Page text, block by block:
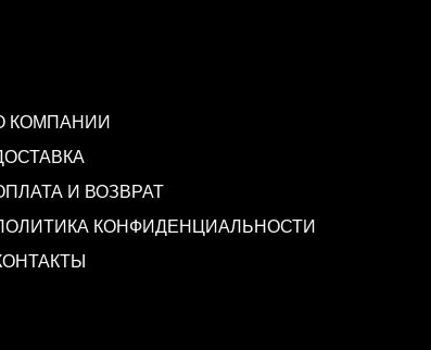
КОМПАНИИ
И ВОЗВРАТ
КОНФИДЕНЦИАЛЬНОСТИ